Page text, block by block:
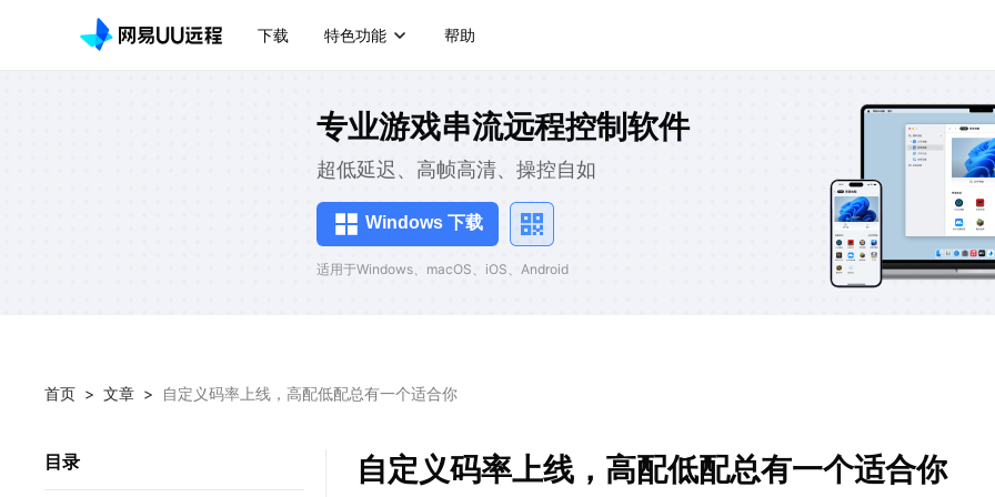
下载 特色功能 帮助
专业游戏串流远程控制软件
超低延迟、高帧高清、操控自如
Windows 下载
适用于Windows、macOS、iOS、Android
首页 > 文章 > 自定义码率上线，高配低配总有一个适合你
目录 自定义码率上线，高配低配总有一个适合你